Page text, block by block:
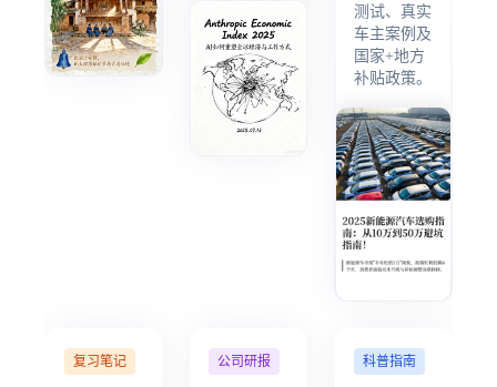
测试、真实
车主案例及
国家+地方
补贴政策。
复习笔记 公司研报 科普指南